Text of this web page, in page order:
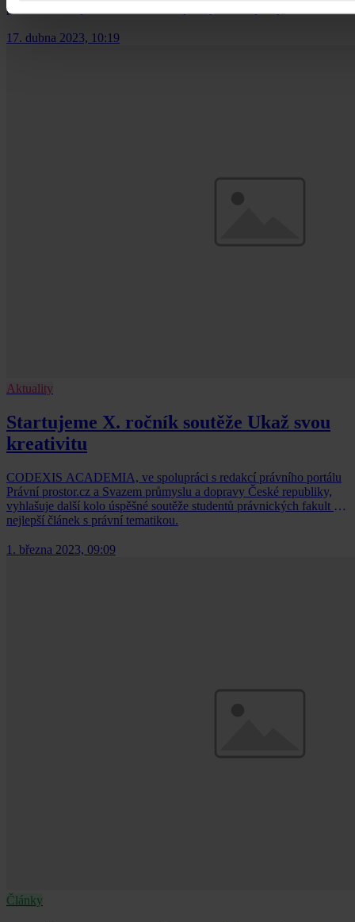
portálu Právní prostor.cz a Svazem průmyslu a dopravy.
17. dubna 2023, 10:19
Aktuality
Startujeme X. ročník soutěže Ukaž svou
kreativitu
CODEXIS ACADEMIA, ve spolupráci s redakcí právního portálu
Právní prostor.cz a Svazem průmyslu a dopravy České republiky,
vyhlašuje další kolo úspěšné soutěže studentů právnických fakult o
nejlepší článek s právní tematikou.
1. března 2023, 09:09
Články